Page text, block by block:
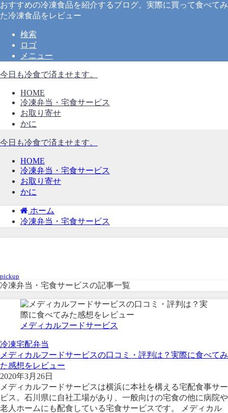
おすすめの冷凍食品を紹介するブログ。実際に買って食べてみ
た冷凍食品をレビュー
検索
ロゴ
メニュー
今日も冷食で済ませます。
HOME
冷凍弁当・宅食サービス
お取り寄せ
かに
今日も冷食で済ませます。
HOME
冷凍弁当・宅食サービス
お取り寄せ
かに
ホーム
冷凍弁当・宅食サービス
pickup
冷凍弁当・宅食サービスの記事一覧
メディカルフードサービス
冷凍宅配弁当
メディカルフードサービスの口コミ・評判は？実際に食べてみ
た感想をレビュー
2020年3月26日
メディカルフードサービスは横浜に本社を構える宅配食事サー
ビス。石川県に自社工場があり、一般向けの宅食の他に病院や
老人ホームにも配食している宅食サービスです。 メディカル